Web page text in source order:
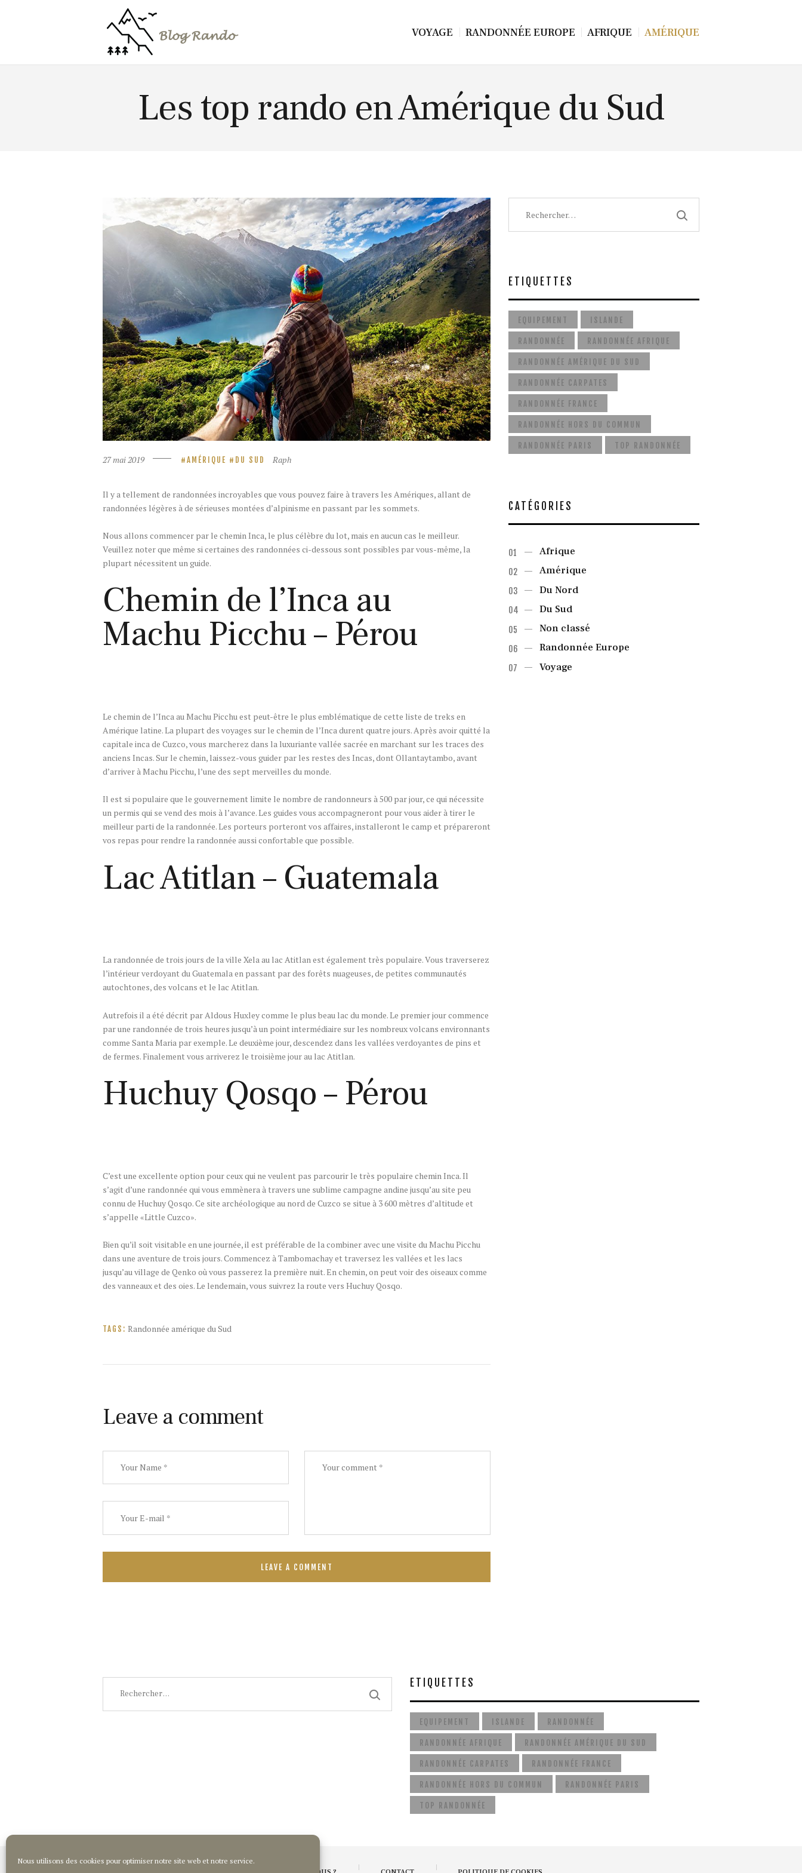
Nous utilisons des cookies pour optimiser notre site web et notre service.
VOYAGE RANDONNÉE EUROPE AFRIQUE AMÉRIQUE
Les top rando en Amérique du Sud
27 mai 2019 AMÉRIQUE DU SUD Raph
Il y a tellement de randonnées incroyables que vous pouvez faire à travers les Amériques, allant de
randonnées légères à de sérieuses montées d’alpinisme en passant par les sommets.
Nous allons commencer par le chemin Inca, le plus célèbre du lot, mais en aucun cas le meilleur.
Veuillez noter que même si certaines des randonnées ci-dessous sont possibles par vous-même, la
plupart nécessitent un guide.
Chemin de l’Inca au
Machu Picchu – Pérou
Le chemin de l’Inca au Machu Picchu est peut-être le plus emblématique de cette liste de treks en
Amérique latine. La plupart des voyages sur le chemin de l’Inca durent quatre jours. Après avoir quitté la
capitale inca de Cuzco, vous marcherez dans la luxuriante vallée sacrée en marchant sur les traces des
anciens Incas. Sur le chemin, laissez-vous guider par les restes des Incas, dont Ollantaytambo, avant
d’arriver à Machu Picchu, l’une des sept merveilles du monde.
Il est si populaire que le gouvernement limite le nombre de randonneurs à 500 par jour, ce qui nécessite
un permis qui se vend des mois à l’avance. Les guides vous accompagneront pour vous aider à tirer le
meilleur parti de la randonnée. Les porteurs porteront vos affaires, installeront le camp et prépareront
vos repas pour rendre la randonnée aussi confortable que possible.
Lac Atitlan – Guatemala
La randonnée de trois jours de la ville Xela au lac Atitlan est également très populaire. Vous traverserez
l’intérieur verdoyant du Guatemala en passant par des forêts nuageuses, de petites communautés
autochtones, des volcans et le lac Atitlan.
Autrefois il a été décrit par Aldous Huxley comme le plus beau lac du monde. Le premier jour commence
par une randonnée de trois heures jusqu’à un point intermédiaire sur les nombreux volcans environnants
comme Santa Maria par exemple. Le deuxième jour, descendez dans les vallées verdoyantes de pins et
de fermes. Finalement vous arriverez le troisième jour au lac Atitlan.
Huchuy Qosqo – Pérou
C’est une excellente option pour ceux qui ne veulent pas parcourir le très populaire chemin Inca. Il
s’agit d’une randonnée qui vous emmènera à travers une sublime campagne andine jusqu’au site peu
connu de Huchuy Qosqo. Ce site archéologique au nord de Cuzco se situe à 3 600 mètres d’altitude et
s’appelle «Little Cuzco».
Bien qu’il soit visitable en une journée, il est préférable de la combiner avec une visite du Machu Picchu
dans une aventure de trois jours. Commencez à Tambomachay et traversez les vallées et les lacs
jusqu’au village de Qenko où vous passerez la première nuit. En chemin, on peut voir des oiseaux comme
des vanneaux et des oies. Le lendemain, vous suivrez la route vers Huchuy Qosqo.
TAGS: Randonnée amérique du Sud
Leave a comment
ÉTIQUETTES
EQUIPEMENT ISLANDE
RANDONNÉE RANDONNÉE AFRIQUE
RANDONNÉE AMÉRIQUE DU SUD
RANDONNÉE CARPATES
RANDONNÉE FRANCE
RANDONNÉE HORS DU COMMUN
RANDONNÉE PARIS TOP RANDONNÉE
CATÉGORIES
Afrique
Amérique
Du Nord
Du Sud
Non classé
Randonnée Europe
Voyage
ÉTIQUETTES
EQUIPEMENT ISLANDE RANDONNÉE
RANDONNÉE AFRIQUE RANDONNÉE AMÉRIQUE DU SUD
RANDONNÉE CARPATES RANDONNÉE FRANCE
RANDONNÉE HORS DU COMMUN RANDONNÉE PARIS
TOP RANDONNÉE